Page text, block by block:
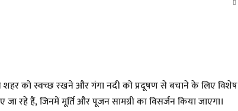
शहर को स्वच्छ रखने और गंगा नदी को प्रदूषण से बचाने के लिए विशेष
जा रहे हैं, जिनमें मूर्ति और पूजन सामग्री का विसर्जन किया जाएगा।